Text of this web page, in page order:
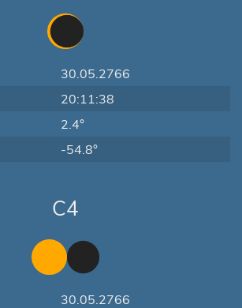
30.05.2766
20:11:38
2.4°
-54.8°
C4
30.05.2766